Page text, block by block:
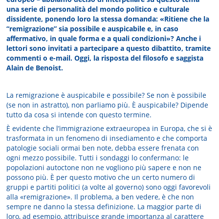
una serie di personalità del mondo politico e culturale
dissidente, ponendo loro la stessa domanda: «Ritiene che la
“remigrazione” sia possibile e auspicabile e, in caso
affermativo, in quale forma e a quali condizioni»? Anche i
lettori sono invitati a partecipare a questo dibattito, tramite
commenti o e-mail. Oggi, la risposta del filosofo e saggista
Alain de Benoist.
La remigrazione è auspicabile e possibile? Se non è possibile
(se non in astratto), non parliamo più. È auspicabile? Dipende
tutto da cosa si intende con questo termine.
È evidente che l’immigrazione extraeuropea in Europa, che si è
trasformata in un fenomeno di insediamento e che comporta
patologie sociali ormai ben note, debba essere frenata con
ogni mezzo possibile. Tutti i sondaggi lo confermano: le
popolazioni autoctone non ne vogliono più sapere e non ne
possono più. È per questo motivo che un certo numero di
gruppi e partiti politici (a volte al governo) sono oggi favorevoli
alla «remigrazione». Il problema, a ben vedere, è che non
sempre ne danno la stessa definizione. La maggior parte di
loro, ad esempio, attribuisce grande importanza al carattere